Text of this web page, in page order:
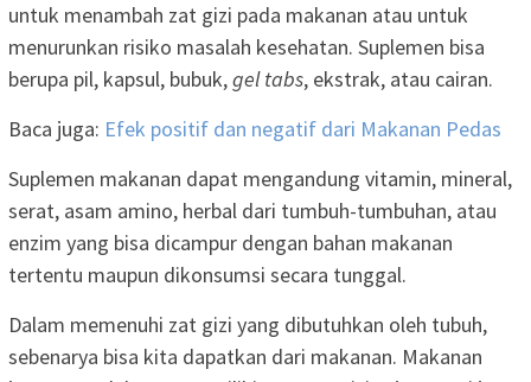
untuk menambah zat gizi pada makanan atau untuk
menurunkan risiko masalah kesehatan. Suplemen bisa
berupa pil, kapsul, bubuk,gel tabs, ekstrak, atau cairan.
Baca juga: Efek positif dan negatif dari Makanan Pedas
Suplemen makanan dapat mengandung vitamin, mineral,
serat, asam amino, herbal dari tumbuh-tumbuhan, atau
enzim yang bisa dicampur dengan bahan makanan
tertentu maupun dikonsumsi secara tunggal.
Dalam memenuhi zat gizi yang dibutuhkan oleh tubuh,
sebenarya bisa kita dapatkan dari makanan. Makanan